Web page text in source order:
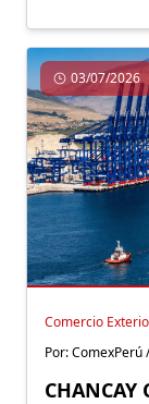
03/07/2026
Comercio
Por: ComexPerú
CHANCAY